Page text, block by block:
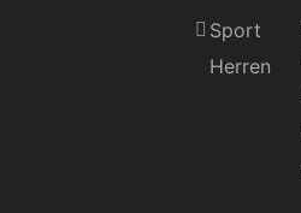
Sport
Herren